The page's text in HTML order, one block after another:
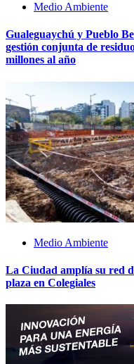
Medio Ambiente
Gualeguaychú y Pueblo
gestión conjunta de
millones al año
Medio Ambiente
La Ciudad amplía su red
plaza en Colegiales